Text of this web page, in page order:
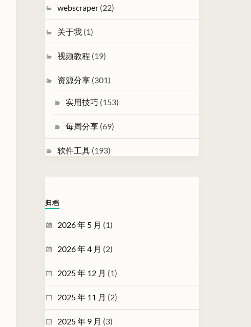
webscraper (22)
关于我 (1)
视频教程 (19)
资源分享 (301)
实用技巧 (153)
每周分享 (69)
软件工具 (193)
归档
2026 年 5 月 (1)
2026 年 4 月 (2)
2025 年 12 月 (1)
2025 年 11 月 (2)
2025 年 9 月 (3)